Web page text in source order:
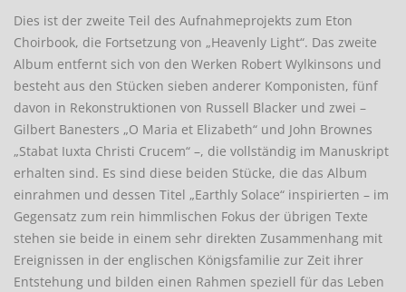
Dies ist der zweite Teil des Aufnahmeprojekts zum Eton
Choirbook, die Fortsetzung von „Heavenly Light“. Das zweite
Album entfernt sich von den Werken Robert Wylkinsons und
besteht aus den Stücken sieben anderer Komponisten, fünf
davon in Rekonstruktionen von Russell Blacker und zwei –
Gilbert Banesters „O Maria et Elizabeth“ und John Brownes
„Stabat Iuxta Christi Crucem“ –, die vollständig im Manuskript
erhalten sind. Es sind diese beiden Stücke, die das Album
einrahmen und dessen Titel „Earthly Solace“ inspirierten – im
Gegensatz zum rein himmlischen Fokus der übrigen Texte
stehen sie beide in einem sehr direkten Zusammenhang mit
Ereignissen in der englischen Königsfamilie zur Zeit ihrer
Entstehung und bilden einen Rahmen speziell für das Leben